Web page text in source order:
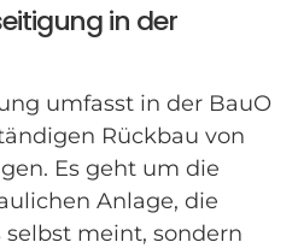
in der
umfasst in der BauO
Rückbau von
Es geht um die
Anlage, die
meint, sondern